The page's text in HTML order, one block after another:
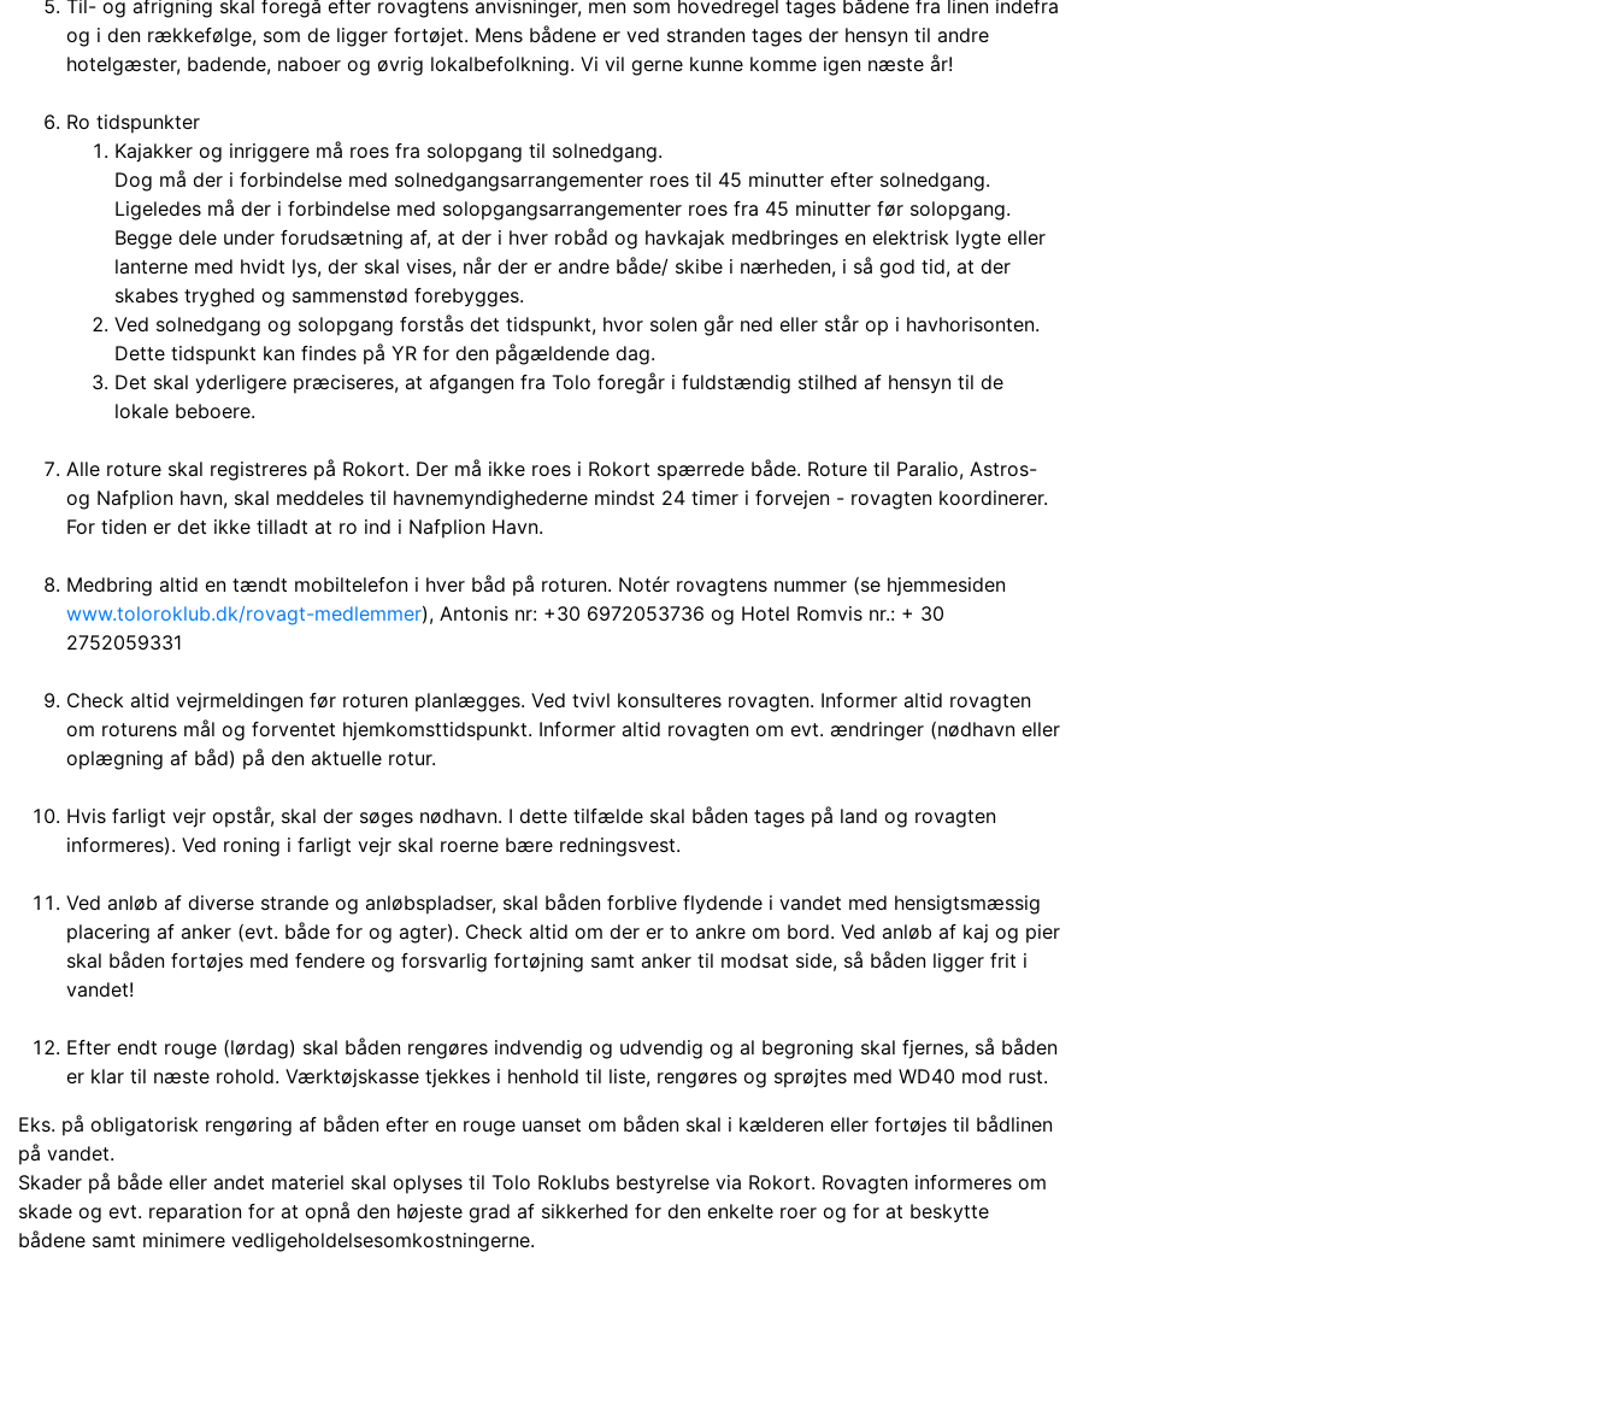
Til- og afrigning skal foregå efter rovagtens anvisninger, men som hovedregel tages bådene fra linen indefra
og i den rækkefølge, som de ligger fortøjet. Mens bådene er ved stranden tages der hensyn til andre
hotelgæster, badende, naboer og øvrig lokalbefolkning. Vi vil gerne kunne komme igen næste år!
Ro tidspunkter
Kajakker og inriggere må roes fra solopgang til solnedgang.
Dog må der i forbindelse med solnedgangsarrangementer roes til 45 minutter efter solnedgang.
Ligeledes må der i forbindelse med solopgangsarrangementer roes fra 45 minutter før solopgang.
Begge dele under forudsætning af, at der i hver robåd og havkajak medbringes en elektrisk lygte eller
lanterne med hvidt lys, der skal vises, når der er andre både/ skibe i nærheden, i så god tid, at der
skabes tryghed og sammenstød forebygges.
Ved solnedgang og solopgang forstås det tidspunkt, hvor solen går ned eller står op i havhorisonten.
Dette tidspunkt kan findes på YR for den pågældende dag.
Det skal yderligere præciseres, at afgangen fra Tolo foregår i fuldstændig stilhed af hensyn til de
lokale beboere.
Alle roture skal registreres på Rokort. Der må ikke roes i Rokort spærrede både. Roture til Paralio, Astros-
og Nafplion havn, skal meddeles til havnemyndighederne mindst 24 timer i forvejen - rovagten koordinerer.
For tiden er det ikke tilladt at ro ind i Nafplion Havn.
Medbring altid en tændt mobiltelefon i hver båd på roturen. Notér rovagtens nummer (se hjemmesiden
www.toloroklub.dk/rovagt-medlemmer), Antonis nr: +30 6972053736 og Hotel Romvis nr.: + 30
2752059331
Check altid vejrmeldingen før roturen planlægges. Ved tvivl konsulteres rovagten. Informer altid rovagten
om roturens mål og forventet hjemkomsttidspunkt. Informer altid rovagten om evt. ændringer (nødhavn eller
oplægning af båd) på den aktuelle rotur.
Hvis farligt vejr opstår, skal der søges nødhavn. I dette tilfælde skal båden tages på land og rovagten
informeres). Ved roning i farligt vejr skal roerne bære redningsvest.
Ved anløb af diverse strande og anløbspladser, skal båden forblive flydende i vandet med hensigtsmæssig
placering af anker (evt. både for og agter). Check altid om der er to ankre om bord. Ved anløb af kaj og pier
skal båden fortøjes med fendere og forsvarlig fortøjning samt anker til modsat side, så båden ligger frit i
vandet!
Efter endt rouge (lørdag) skal båden rengøres indvendig og udvendig og al begroning skal fjernes, så båden
er klar til næste rohold. Værktøjskasse tjekkes i henhold til liste, rengøres og sprøjtes med WD40 mod rust.
Eks. på obligatorisk rengøring af båden efter en rouge uanset om båden skal i kælderen eller fortøjes til bådlinen
på vandet.
Skader på både eller andet materiel skal oplyses til Tolo Roklubs bestyrelse via Rokort. Rovagten informeres om
skade og evt. reparation for at opnå den højeste grad af sikkerhed for den enkelte roer og for at beskytte
bådene samt minimere vedligeholdelsesomkostningerne.